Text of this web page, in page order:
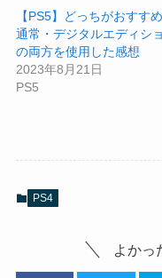
【PS5】どっちがおすす
通常・デジタルエディシ
の両方を使用した感想
2023年8月21日
PS5
PS4
よかっ